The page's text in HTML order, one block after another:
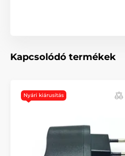
Kapcsolódó termékek
Nyári kiárusítás